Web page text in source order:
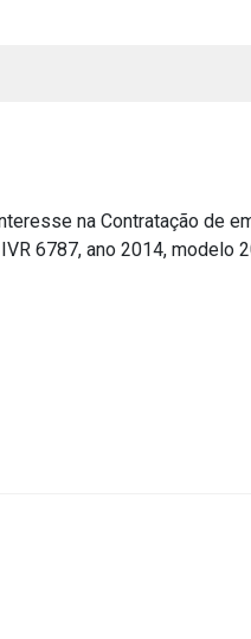
na Contratação de
6787, ano 2014, modelo